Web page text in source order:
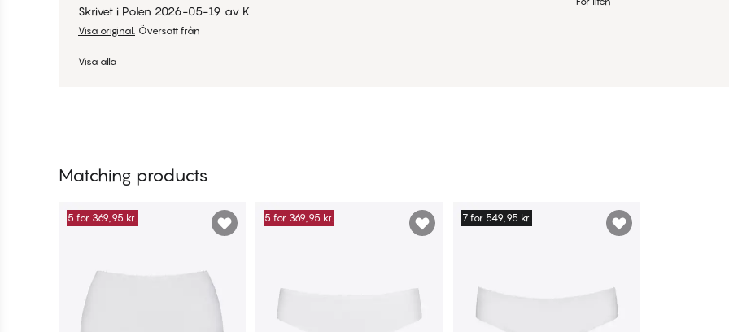
Skrivet i Polen 2026-05-19 av K
Visa original. Översatt från
Visa alla
Matching products
5 for 369,95 kr. 5 for 369,95 kr. 7 for 549,95 kr.